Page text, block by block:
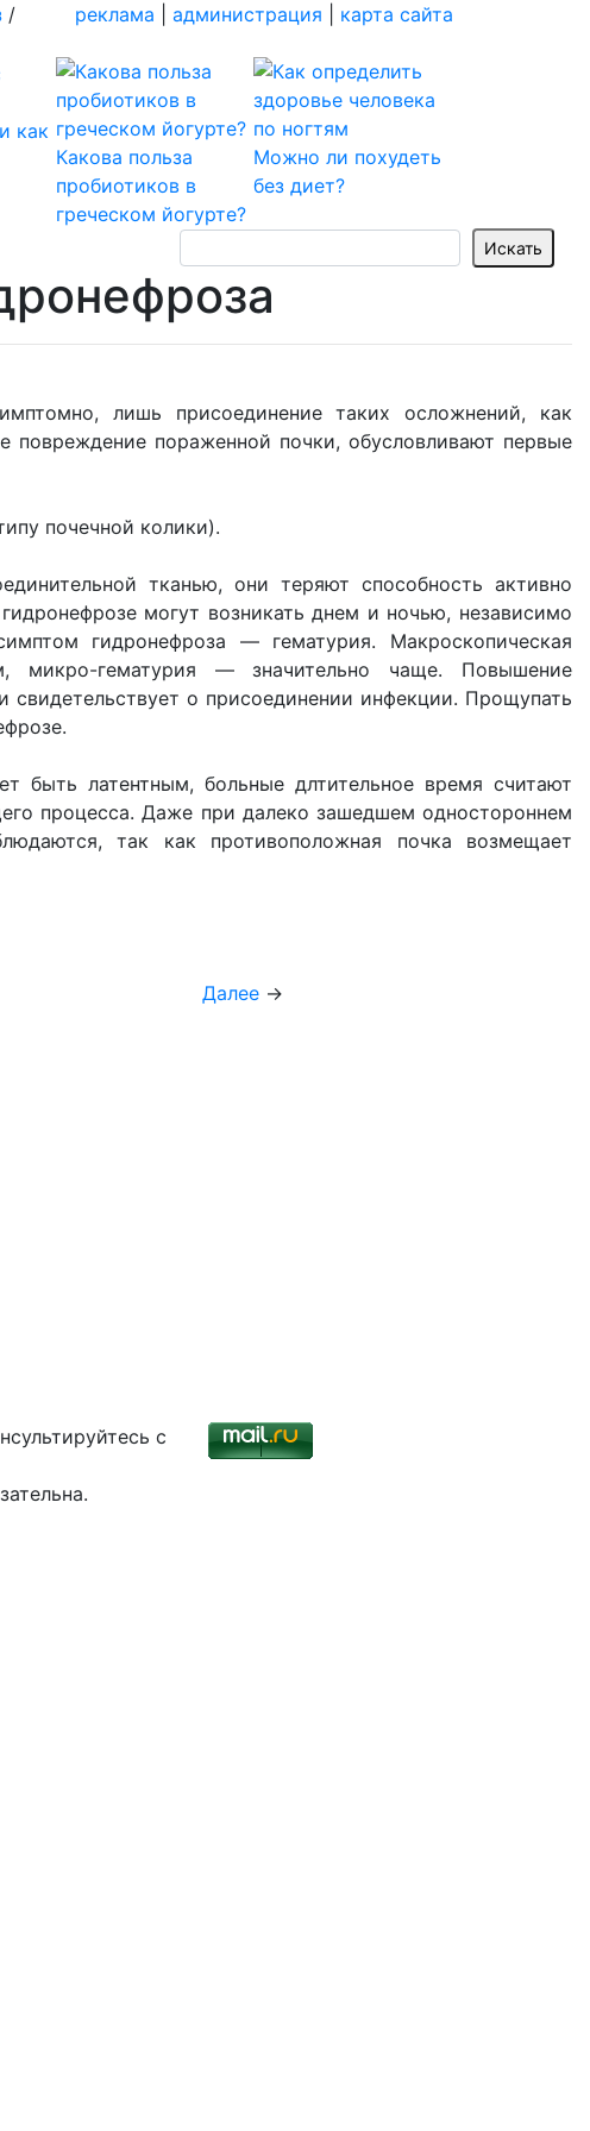
/
реклама администрация карта сайта
как
Какова польза
пробиотиков в
греческом йогурте?
Можно ли похудеть
без диет?
лишь присоединение таких осложнений, как
повреждение пораженной почки, обусловливают первые
почечной колики).
тканью, они теряют способность активно
могут возникать днем и ночью, независимо
гидронефроза — гематурия. Макроскопическая
микро-гематурия — значительно чаще. Повышение
о присоединении инфекции. Прощупать
быть латентным, больные длтительное время считают
процесса. Даже при далеко зашедшем одностороннем
так как противоположная почка возмещает
Далее →
с